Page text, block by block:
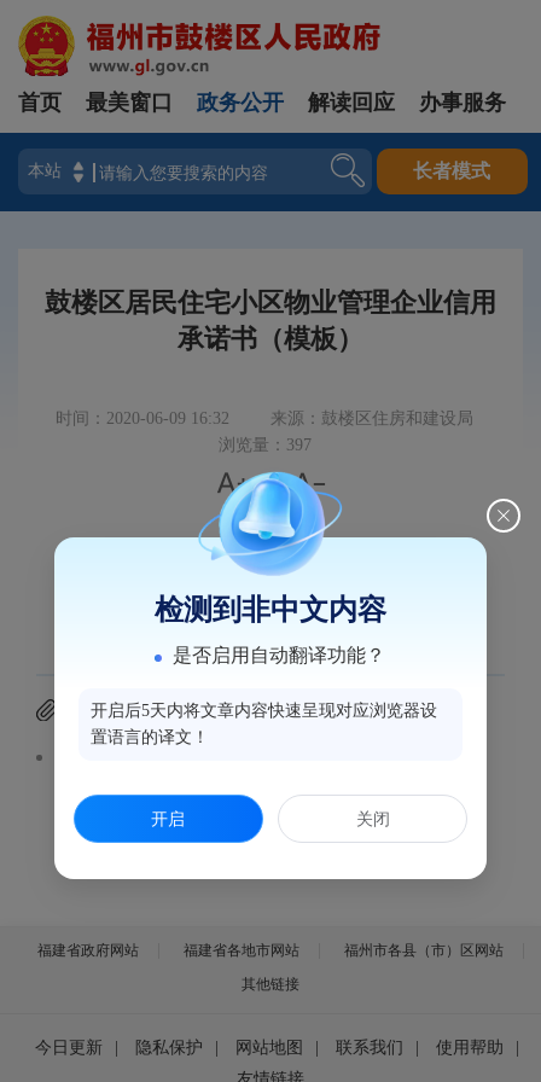
登录
首页 最美窗口 政务公开 解读回应 办事服务
长者模式
鼓楼区居民住宅小区物业管理企业信用
承诺书（模板）
时间：2020-06-09 16:32
来源：鼓楼区住房和建设局
浏览量：397
 | 
附件下载
福建省政府网站 福建省各地市网站
福州市各县（市）区网站
其他链接
今日更新 隐私保护 网站地图 联系我们 使用帮助
检测到非中文内容
是否启用自动翻译功能？
开启后5天内将文章内容快速呈现对应浏览器设
置语言的译文！
开启 关闭